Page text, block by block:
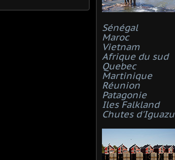
Sénégal
Maroc
Vietnam
Afrique du sud
Quebec
Martinique
Réunion
Patagonie
Iles Falkland
Chutes d'Iguazu